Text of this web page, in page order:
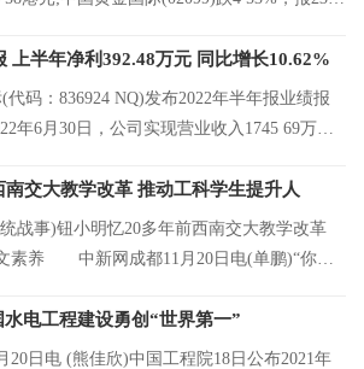
上半年净利392.48万元 同比增长10.62%
代码：836924 NQ)发布2022年半年报业绩报
年6月30日，公司实现营业收入1745 69万
交大教学改革 推动工科学生提升人
事)钮小明忆20多年前西南交大教学改革
素养 中新网成都11月20日电(单鹏)“你们
电工程建设勇创“世界第一”
日电 (熊佳欣)中国工程院18日公布2021年